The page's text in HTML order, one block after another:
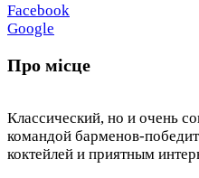
Facebook
Google
Про місце
Классический, но и очень
командой барменов-
коктейлей и приятным